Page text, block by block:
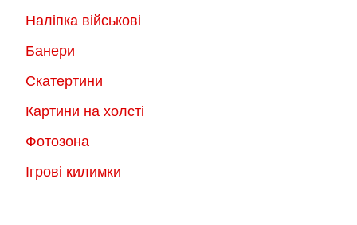
Наліпка військові
Банери
Скатертини
Картини на холсті
Фотозона
Ігрові килимки